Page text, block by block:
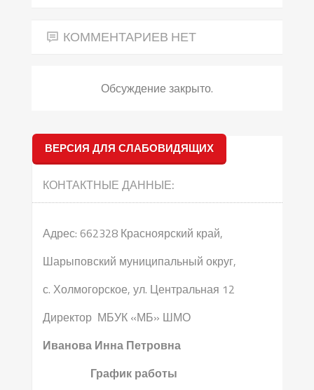
КОММЕНТАРИЕВ НЕТ
Обсуждение закрыто.
ВЕРСИЯ ДЛЯ СЛАБОВИДЯЩИХ
КОНТАКТНЫЕ ДАННЫЕ:
Адрес: 662328 Красноярский край,
Шарыповский муниципальный округ,
с. Холмогорское, ул. Центральная 12
Директор МБУК «МБ» ШМО
Иванова Инна Петровна
График работы